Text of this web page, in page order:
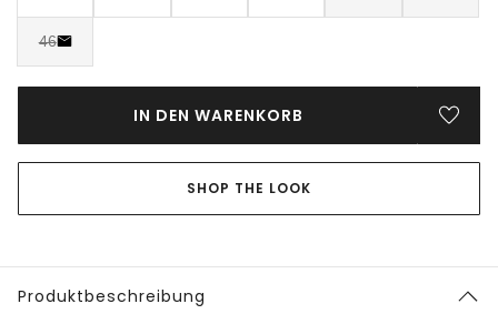
46
IN DEN WARENKORB
SHOP THE LOOK
Produktbeschreibung